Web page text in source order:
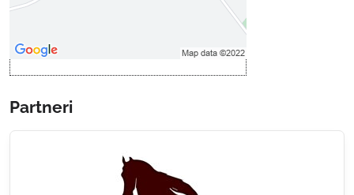
Partneri